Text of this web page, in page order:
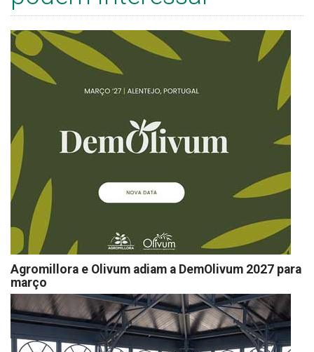
Agromillora e Olivum adiam a DemOlivum 2027 para
março